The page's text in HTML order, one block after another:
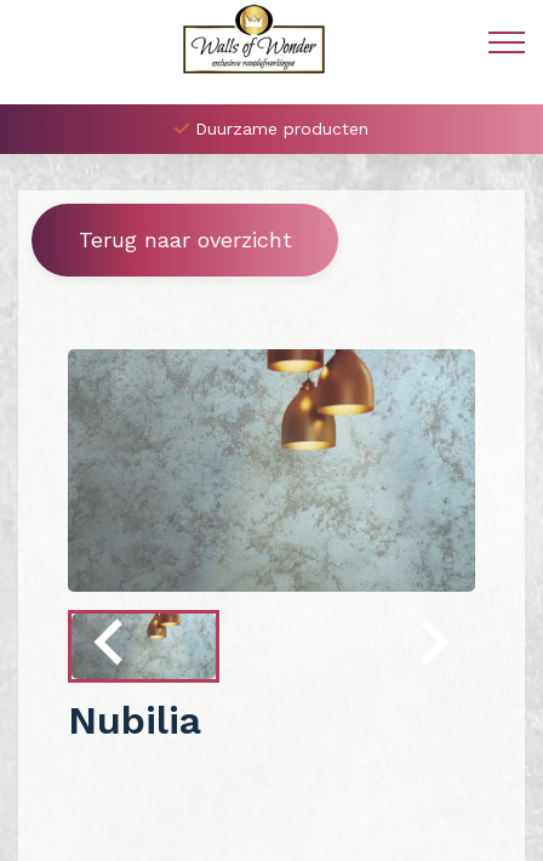
Duurzame producten
Terug naar overzicht
Nubilia